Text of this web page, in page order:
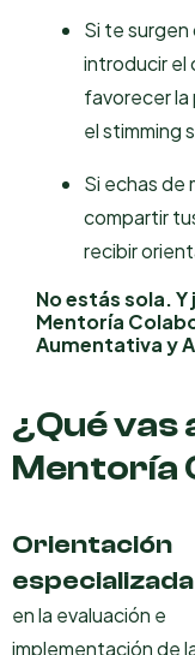
Si te surgen
introducir el
favorecer la
el stimming
Si echas de
compartir
recibir
No estás sola.
Mentoría
Aumentativa y
¿Qué vas
Mentoría
Orientación
especializada
en la evaluación e
implementación de